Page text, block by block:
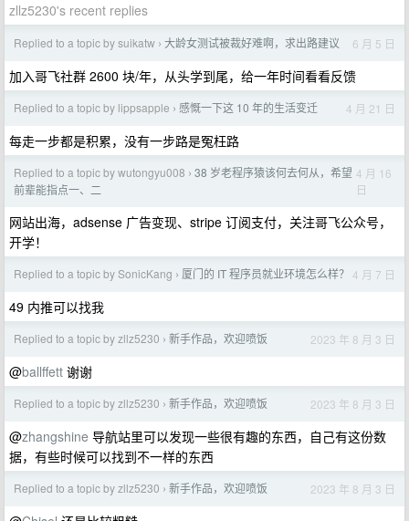
zllz5230's recent replies
Replied to a topic by suikatw › 大龄女测试被裁好难啊，求出路建议 6 月 5 日
加入哥飞社群 2600 块/年，从头学到尾，给一年时间看看反馈
Replied to a topic by lippsapple › 感慨一下这 10 年的生活变迁 4 月 21 日
每走一步都是积累，没有一步路是冤枉路
Replied to a topic by wutongyu008 › 38 岁老程序猿该何去何从，希望
前辈能指点一、二
4 月 16
日
网站出海，adsense 广告变现、stripe 订阅支付，关注哥飞公众号，
开学！
Replied to a topic by SonicKang › 厦门的 IT 程序员就业环境怎么样？ 4 月 7 日
49 内推可以找我
Replied to a topic by zllz5230 › 新手作品，欢迎喷饭 2023 年 8 月 3 日
@ballffett 谢谢
Replied to a topic by zllz5230 › 新手作品，欢迎喷饭 2023 年 8 月 3 日
@zhangshine 导航站里可以发现一些很有趣的东西，自己有这份数
据，有些时候可以找到不一样的东西
Replied to a topic by zllz5230 › 新手作品，欢迎喷饭 2023 年 8 月 3 日